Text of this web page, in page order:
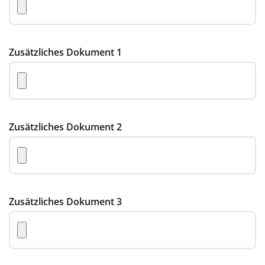
Zusätzliches Dokument 1
Zusätzliches Dokument 2
Zusätzliches Dokument 3